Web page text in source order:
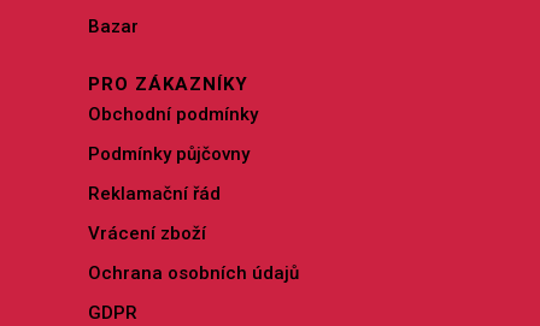
Bazar
PRO ZÁKAZNÍKY
Obchodní podmínky
Podmínky půjčovny
Reklamační řád
Vrácení zboží
Ochrana osobních údajů
GDPR